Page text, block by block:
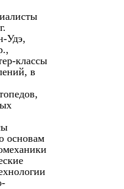
Удэ,
классы
в
основам